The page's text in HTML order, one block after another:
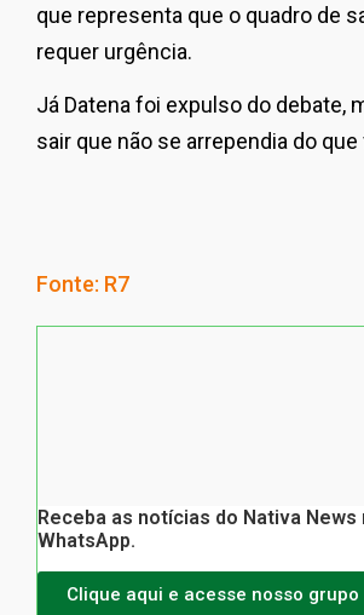
que representa que o quadro de
requer urgência.
Já Datena foi expulso do debate,
sair que não se arrependia do
Fonte: R7
Receba as notícias do Nativa News
WhatsApp.
Clique aqui e acesse nosso grupo